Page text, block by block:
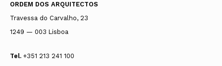
ORDEM DOS ARQUITECTOS
Travessa do Carvalho, 23
1249 — 003 Lisboa
Tel. +351 213 241 100